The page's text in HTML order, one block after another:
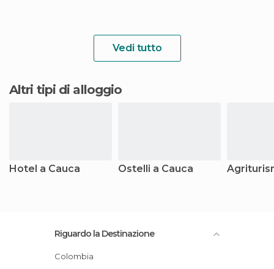
Vedi tutto
Altri tipi di alloggio
Hotel a Cauca Ostelli a Cauca
Riguardo la Destinazione
Colombia